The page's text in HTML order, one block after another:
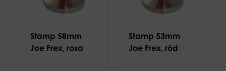
Stamp 58mm
Joe Frex, rosa
Stamp 53mm
Joe Frex, röd